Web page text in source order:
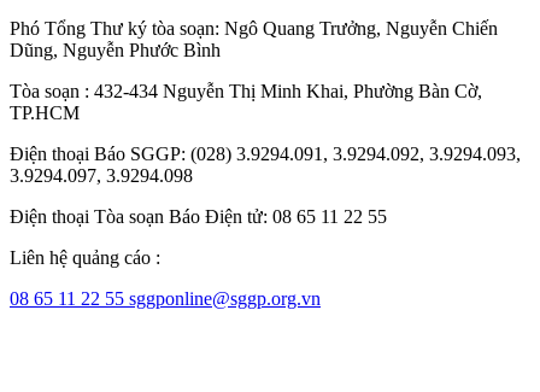
Phó Tổng Thư ký tòa soạn: Ngô Quang Trưởng, Nguyễn Chiến
Dũng, Nguyễn Phước Bình
Tòa soạn : 432-434 Nguyễn Thị Minh Khai, Phường Bàn Cờ,
TP.HCM
Điện thoại Báo SGGP: (028) 3.9294.091, 3.9294.092, 3.9294.093,
3.9294.097, 3.9294.098
Điện thoại Tòa soạn Báo Điện tử: 08 65 11 22 55
Liên hệ quảng cáo :
08 65 11 22 55 sggponline@sggp.org.vn